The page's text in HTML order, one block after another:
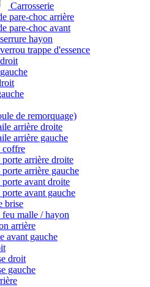
Carrosserie
pare-choc arrière
pare-choc avant
hayon
trappe d'essence
de remorquage)
arrière droite
arrière gauche
coffre
porte arrière droite
arrière gauche
porte avant droite
avant gauche
brise
feu malle / hayon
arrière
avant gauche
droit
gauche